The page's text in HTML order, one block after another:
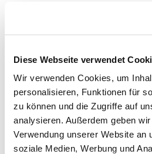
Diese Webseite verwendet
Wir verwenden Cookies, um
personalisieren, Funktionen für
zu können und die Zugriffe auf
analysieren. Außerdem geben
Verwendung unserer Website an
soziale Medien, Werbung und
Probieren Sie es einfach, ich
erfrischende Auszeit!
Haben Sie Fragen
Rufen Sie uns doch einfach an –
senden Sie uns ein E-Mail:
office@mehrwertmarketing.at .
Lust auf
Registrieren
mehr-wert.
Sie sind